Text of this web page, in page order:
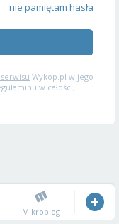
nie pamiętam hasła
Wykop.pl w jego
w całości,
Mikroblog